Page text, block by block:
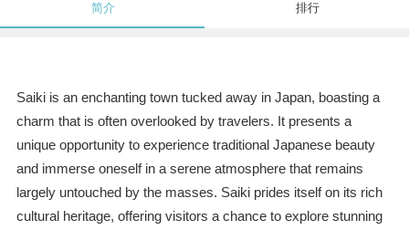
简介 排行
Saiki is an enchanting town tucked away in Japan, boasting a
charm that is often overlooked by travelers. It presents a
unique opportunity to experience traditional Japanese beauty
and immerse oneself in a serene atmosphere that remains
largely untouched by the masses. Saiki prides itself on its rich
cultural heritage, offering visitors a chance to explore stunning